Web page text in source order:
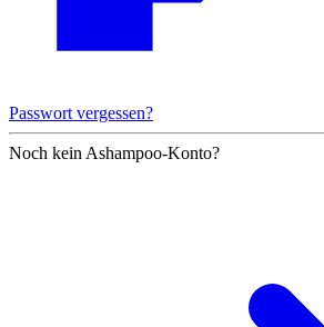
Passwort vergessen?
Noch kein Ashampoo-Konto?